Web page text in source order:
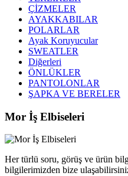
ÇİZMELER
AYAKKABILAR
POLARLAR
Ayak Koruyucular
SWEATLER
Diğerleri
ÖNLÜKLER
PANTOLONLAR
ŞAPKA VE BERELER
Mor İş Elbiseleri
Her türlü soru, görüş ve ürün
bilgilerimizden bize